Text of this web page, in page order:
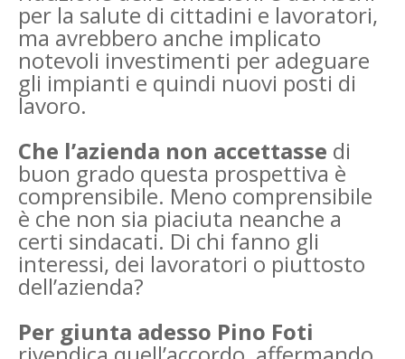
per la salute di cittadini e lavoratori,
ma avrebbero anche implicato
notevoli investimenti per adeguare
gli impianti e quindi nuovi posti di
lavoro.
Che l’azienda non accettasse di
buon grado questa prospettiva è
comprensibile. Meno comprensibile
è che non sia piaciuta neanche a
certi sindacati. Di chi fanno gli
interessi, dei lavoratori o piuttosto
dell’azienda?
Per giunta adesso Pino Foti